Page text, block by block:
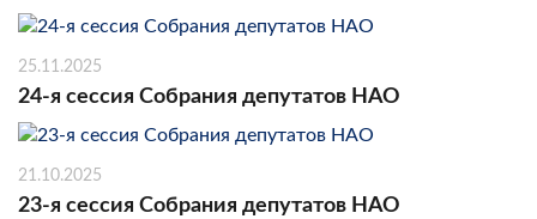
25.11.2025
24-я сессия Собрания депутатов НАО
21.10.2025
23-я сессия Собрания депутатов НАО